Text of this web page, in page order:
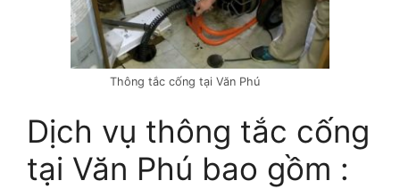
Thông tắc cống tại Văn Phú
Dịch vụ thông tắc cống
tại Văn Phú bao gồm :